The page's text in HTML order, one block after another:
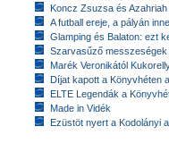
Koncz Zsuzsa és
A futball ereje, a pályán
Glamping és Balaton: ezt
Szarvasűző messzeségek
Marék Veronikától
Díjat kapott a Könyvhéten
ELTE Legendák a
Made in Vidék
Ezüstöt nyert a Kodolányi